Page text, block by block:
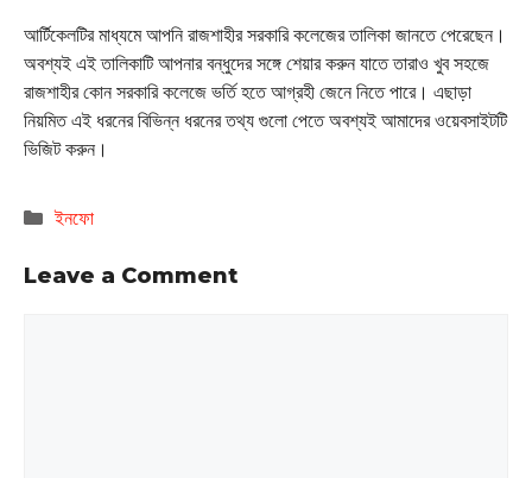
আর্টিকেলটির মাধ্যমে আপনি রাজশাহীর সরকারি কলেজের তালিকা জানতে পেরেছেন।
অবশ্যই এই তালিকাটি আপনার বন্ধুদের সঙ্গে শেয়ার করুন যাতে তারাও খুব সহজে
রাজশাহীর কোন সরকারি কলেজে ভর্তি হতে আগ্রহী জেনে নিতে পারে। এছাড়া
নিয়মিত এই ধরনের বিভিন্ন ধরনের তথ্য গুলো পেতে অবশ্যই আমাদের ওয়েবসাইটটি
ভিজিট করুন।
Categories
ইনফো
Leave a Comment